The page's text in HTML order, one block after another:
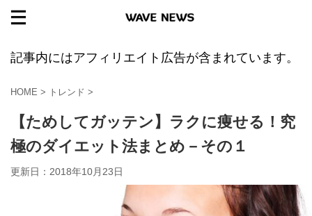
記事内にはアフィリエイト広告が含まれています。
HOME > トレンド >
【ためしてガッテン】ラクに痩せる！究
極のダイエット法まとめ－その１
更新日： 2018年10月23日